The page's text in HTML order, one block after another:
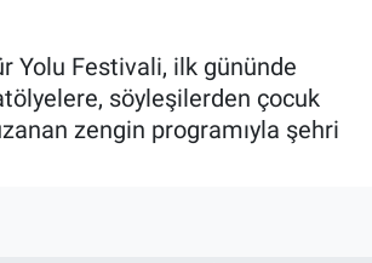
Yolu Festivali, ilk gününde
söyleşilerden çocuk
zengin programıyla şehri
dünyası